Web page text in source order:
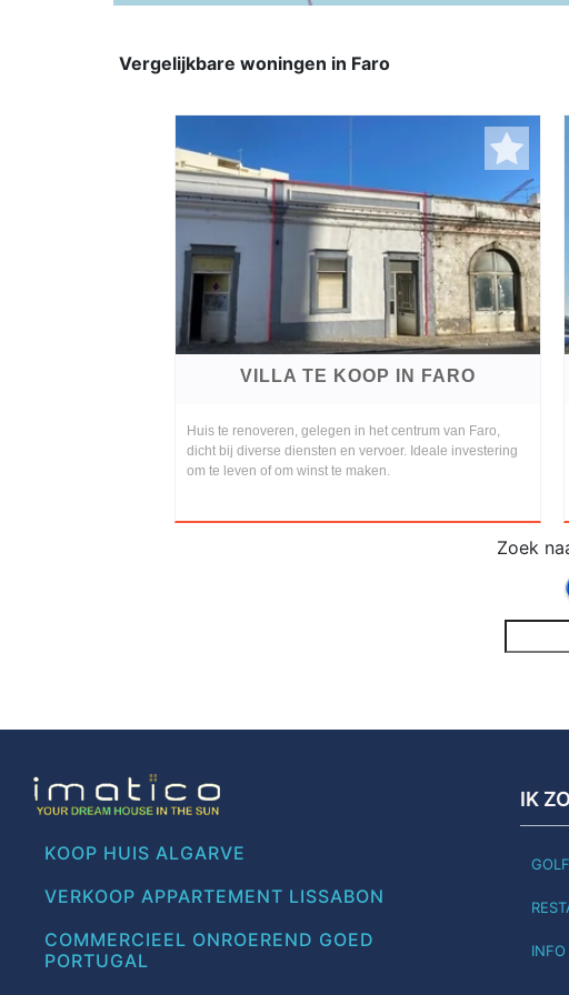
Vergelijkbare woningen in Faro
VILLA TE KOOP IN FARO
Huis te renoveren, gelegen in het centrum van Faro,
dicht bij diverse diensten en vervoer. Ideale investering
om te leven of om winst te maken.
Zoek
KOOP HUIS ALGARVE
VERKOOP APPARTEMENT LISSABON
COMMERCIEEL ONROEREND GOED
PORTUGAL
IK